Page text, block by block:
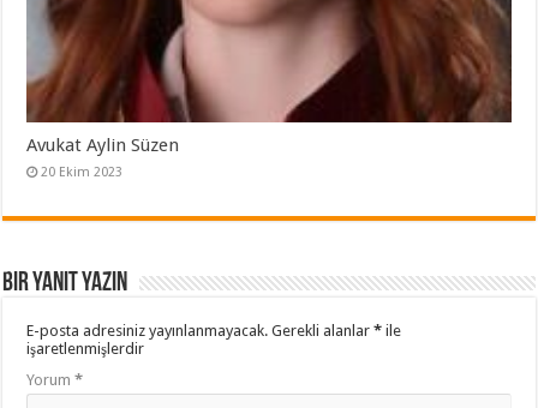
Avukat Aylin Süzen
20 Ekim 2023
Bir yanıt yazın
E-posta adresiniz yayınlanmayacak. Gerekli alanlar* ile
işaretlenmişlerdir
Yorum*